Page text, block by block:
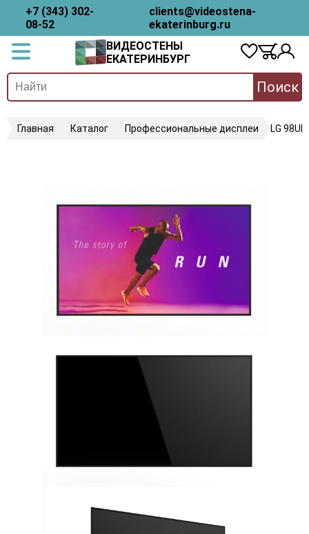
+7 (343) 302-
08-52
clients@videostena-
ekaterinburg.ru
ВИДЕОСТЕНЫ
ЕКАТЕРИНБУРГ
Поиск
Главная Каталог Профессиональные дисплеи LG